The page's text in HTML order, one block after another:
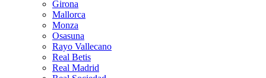
Girona
Mallorca
Monza
Osasuna
Rayo Vallecano
Real Betis
Real Madrid